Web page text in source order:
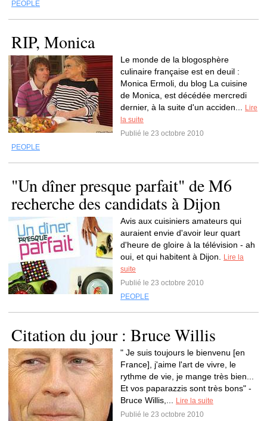
PEOPLE
RIP, Monica
Le monde de la blogosphère
culinaire française est en deuil :
Monica Ermoli, du blog La cuisine
de Monica, est décédée mercredi
dernier, à la suite d'un acciden...
Lire
la suite
Publié le 23 octobre 2010
PEOPLE
"Un dîner presque parfait" de M6
recherche des candidats à Dijon
Avis aux cuisiniers amateurs qui
auraient envie d'avoir leur quart
d'heure de gloire à la télévision - ah
oui, et qui habitent à Dijon.
Lire la
suite
Publié le 23 octobre 2010
PEOPLE
Citation du jour : Bruce Willis
" Je suis toujours le bienvenu [en
France], j'aime l'art de vivre, le
rythme de vie, je mange très bien...
Et vos paparazzis sont très bons" -
Bruce Willis,...
Lire la suite
Publié le 23 octobre 2010